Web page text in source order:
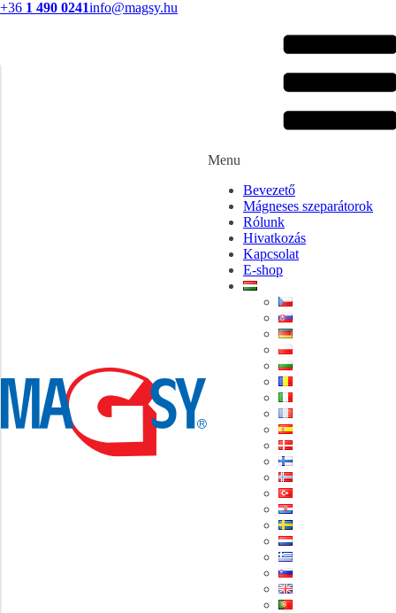
+36 1 490 0241info@magsy.hu
Menu
Bevezető
Mágneses szeparátorok
Rólunk
Hivatkozás
Kapcsolat
E-shop